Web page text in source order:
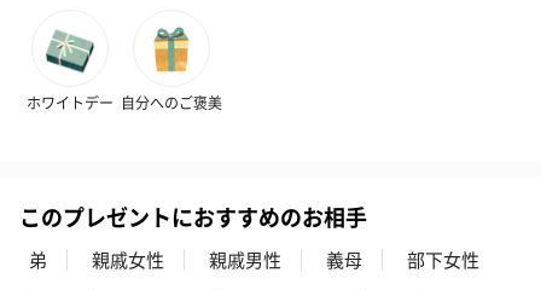
ドライフラワー・プリザーブドフラワー
い。パッケージに入れてお届けします。
ホワイトデー 自分へのご褒美
このプレゼントにおすすめのお相手
弟 親戚女性 親戚男性 義母
部下女性